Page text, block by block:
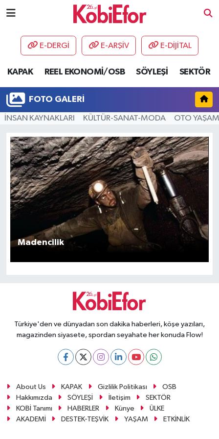
E-DERGİ E-ARŞİV E-DİJİTAL
KAPAK REEL EKONOMİ/OSB SÖYLEŞİ SEKTÖR
FOTO GALERI
İNSAN KAYNAKLARI KÜLTÜR-SANAT-MODA OTO YAŞAM
Madencilik
Türkiye'den ve dünyadan son dakika haberleri, köşe yazıları,
magazinden siyasete, spordan seyahate her konuda Flow!
About Us KAPAK Gizlilik Politikası
OSB
Hakkımızda
SÖYLEŞİ İletişim
SEKTÖR
KOBİ Tanımı
HABERLER Künye
ÜLKE
AKADEMİ
DESTEK-TEŞVİK YAŞAM ETKİNLİK
AKADEMİ
DESTEK-TEŞVİK
ETKİNLİK
GÜNCEL
HABERLER
KAPAK
SEKTÖR
ŞİRKET PANO
YAŞAM